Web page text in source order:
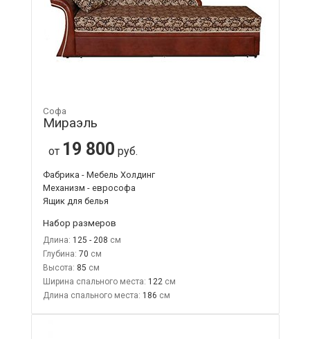
Софа
Мираэль
от 19 800 руб.
Фабрика - Мебель Холдинг
Механизм - еврософа
Ящик для белья
Набор размеров
Длина: 125 - 208
Глубина: 70
Высота: 85
Ширина спального места: 122
Длина спального места: 186